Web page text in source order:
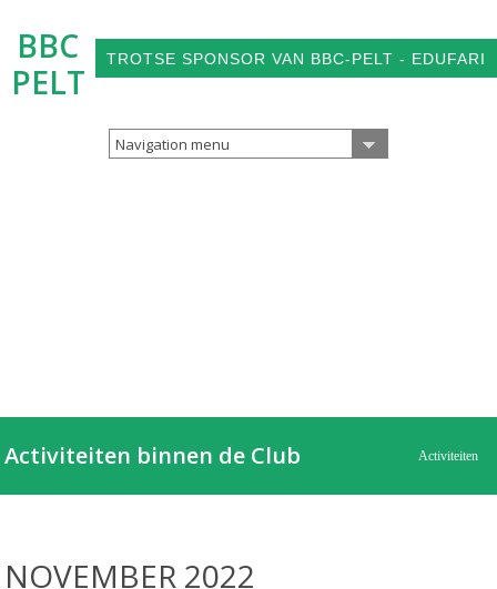
TROTSE SPONSOR VAN BBC-PELT - EDUFARI
BBC
PELT
Navigation menu
Activiteiten binnen de Club Activiteiten
NOVEMBER 2022